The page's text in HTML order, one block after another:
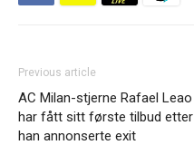
Previous article
AC Milan-stjerne Rafael Leao
har fått sitt første tilbud etter
han annonserte exit